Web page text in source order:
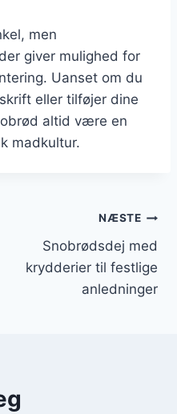
men
giver mulighed for
Uanset om du
eller tilføjer dine
altid være en
madkultur.
NÆSTE
Snobrødsdej med
krydderier til festlige
anledninger